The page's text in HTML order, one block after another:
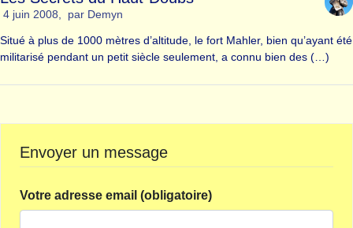
4 juin 2008, par Demyn
Situé à plus de 1000 mètres d’altitude, le fort Mahler, bien qu’ayant été
militarisé pendant un petit siècle seulement, a connu bien des (…)
Envoyer un message
Votre adresse email (obligatoire)